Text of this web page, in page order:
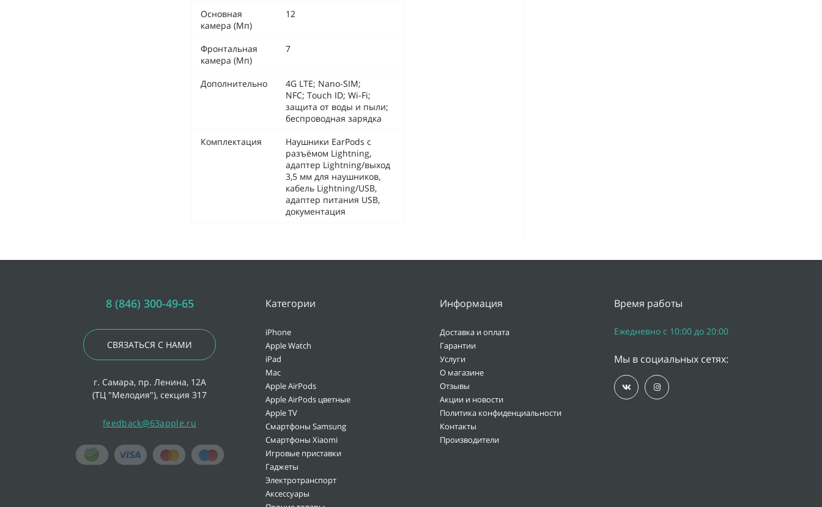
Основная
камера (Мп)
12
Фронтальная
камера (Мп)
7
Дополнительно
4G LTE; Nano-SIM;
NFC; Touch ID; Wi-Fi;
защита от воды и пыли;
беспроводная зарядка
Комплектация
Наушники EarPods с
разъёмом Lightning,
адаптер Lightning/выход
3,5 мм для наушников,
кабель Lightning/USB,
адаптер питания USB,
документация
8 (846) 300-49-65
СВЯЗАТЬСЯ С НАМИ
г. Самара, пр. Ленина, 12А
(ТЦ "Мелодия"), секция 317
feedback@63apple.ru
Категории
iPhone
Apple Watch
iPad
Mac
Apple AirPods
Apple AirPods цветные
Apple TV
Смартфоны Samsung
Смартфоны Xiaomi
Игровые приставки
Гаджеты
Электротранспорт
Аксессуары
Информация
Доставка и оплата
Гарантии
Услуги
О магазине
Отзывы
Акции и новости
Политика конфиденциальности
Контакты
Производители
Время работы
Ежедневно с 10:00 до 20:00
Мы в социальных сетях: